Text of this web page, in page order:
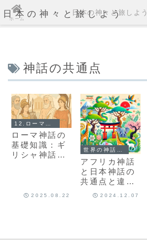
日本の神々と旅しよう
神話の共通点
ローマ神話の
基礎知識：ギ
リシャ神話と
2025.08.22
アフリカ神話
と日本神話の
共通点と違い
は？
2024.12.07
ホーム
日本の神々と旅しよう